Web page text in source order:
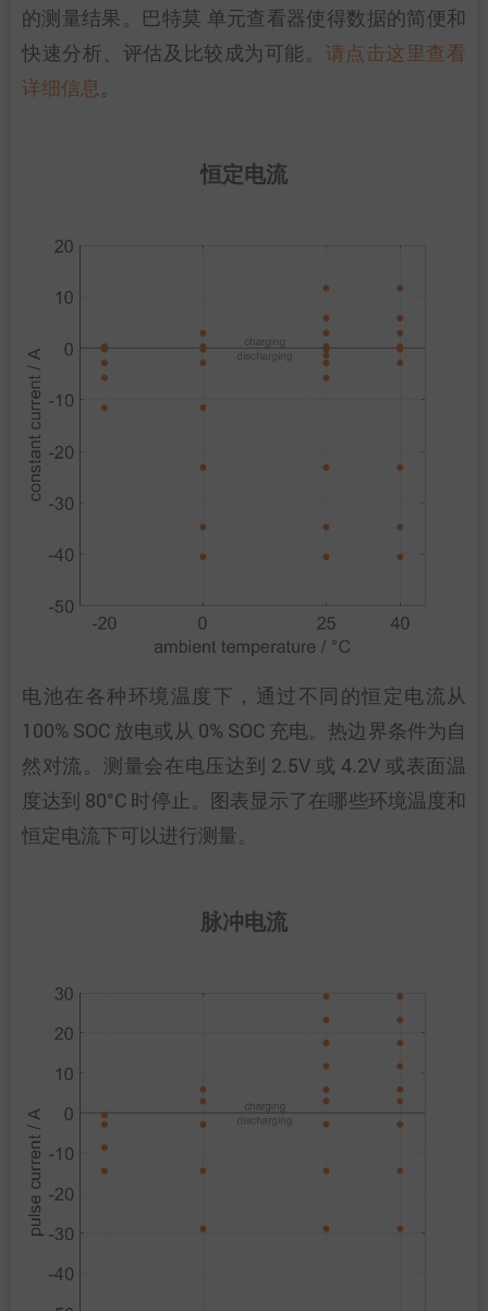
的测量结果。巴特莫 单元查看器使得数据的简便和
快速分析、评估及比较成为可能。 请点击这里查看
详细信息。
恒定电流
电池在各种环境温度下，通过不同的恒定电流从
100% SOC 放电或从 0% SOC 充电。热边界条件为自
然对流。测量会在电压达到 2.5V 或 4.2V 或表面温
度达到 80°C 时停止。图表显示了在哪些环境温度和
恒定电流下可以进行测量。
脉冲电流